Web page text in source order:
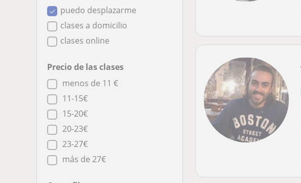
puedo desplazarme
clases a domicilio
clases online
Precio de las clases
menos de 11 €
11-15€
15-20€
20-23€
23-27€
más de 27€